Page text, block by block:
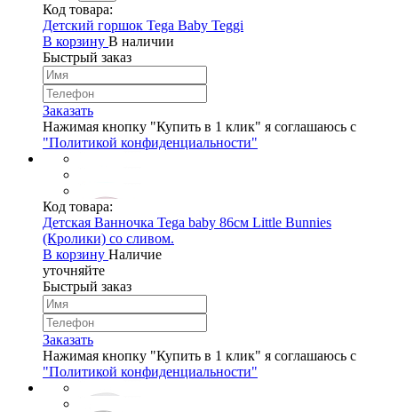
Код товара:
Детский горшок Tega Baby Teggi
В корзину В наличии
Быстрый заказ
Заказать
Нажимая кнопку "Купить в 1 клик" я соглашаюсь с
"Политикой конфиденциальности"
Код товара:
Детская Ванночка Tega baby 86cм Little Bunnies
(Кролики) со сливом.
В корзину Наличие
уточняйте
Быстрый заказ
Заказать
Нажимая кнопку "Купить в 1 клик" я соглашаюсь с
"Политикой конфиденциальности"